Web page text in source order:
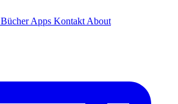
BücherApps Kontakt About